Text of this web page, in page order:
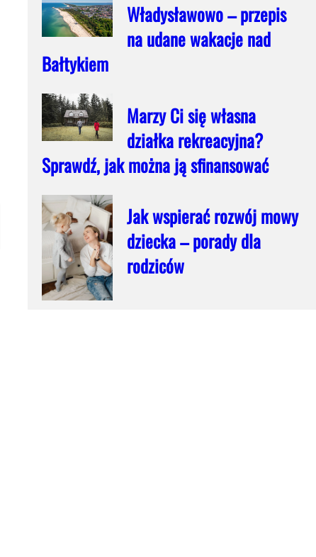
Władysławowo – przepis
na udane wakacje nad
Bałtykiem
Marzy Ci się własna
działka rekreacyjna?
Sprawdź, jak można ją sfinansować
Jak wspierać rozwój mowy
dziecka – porady dla
rodziców